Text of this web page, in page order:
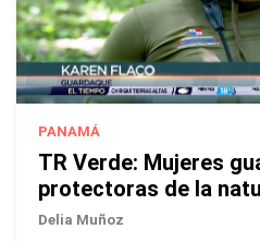
PANAMÁ
TR Verde: Mujeres
protectoras de la
Delia Muñoz